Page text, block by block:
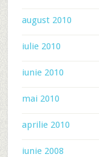
august 2010
iulie 2010
iunie 2010
mai 2010
aprilie 2010
iunie 2008